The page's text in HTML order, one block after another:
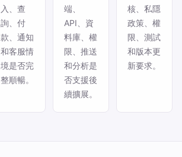
入、查
詢、付
款、通知
和客服情
境是否完
整順暢。
端、
API、資
料庫、權
限、推送
和分析是
否支援後
續擴展。
核、私隱
政策、權
限、測試
和版本更
新要求。